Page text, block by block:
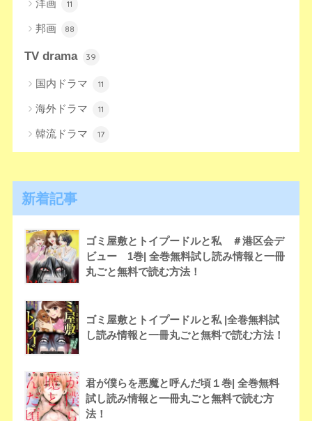
洋画 11
邦画 88
TV drama 39
国内ドラマ 11
海外ドラマ 11
韓流ドラマ 17
新着記事
ゴミ屋敷とトイプードルと私 ＃港区会デ
ビュー 1巻| 全巻無料試し読み情報と一冊
丸ごと無料で読む方法！
ゴミ屋敷とトイプードルと私 |全巻無料試
し読み情報と一冊丸ごと無料で読む方法！
君が僕らを悪魔と呼んだ頃１巻| 全巻無料
試し読み情報と一冊丸ごと無料で読む方
法！